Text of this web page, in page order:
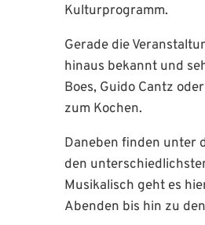
Kulturprogramm.
Gerade die
hinaus bekannt und
Boes, Guido Cantz
zum Kochen.
Daneben finden unter
den
Musikalisch geht es
Abenden bis hin zu